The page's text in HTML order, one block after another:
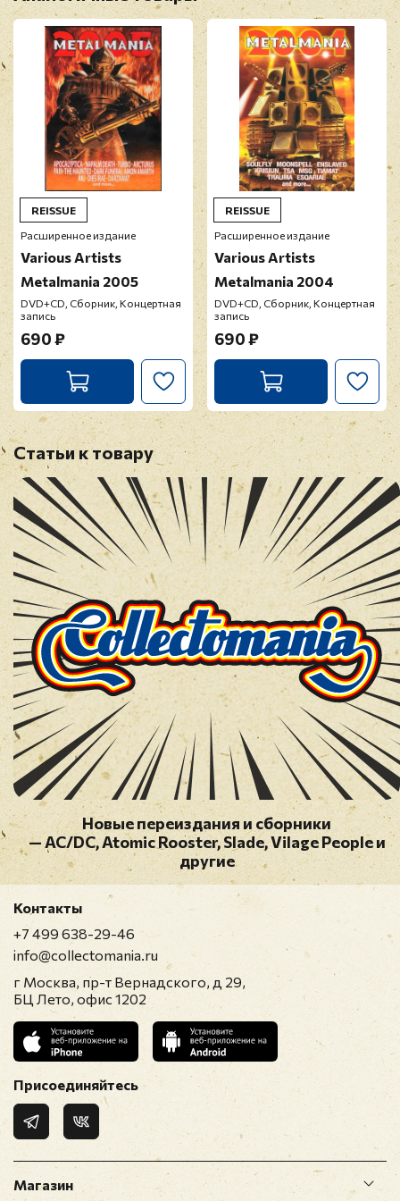
REISSUE
Расширенное издание
Various Artists
Metalmania 2005
DVD+CD, Сборник, Концертная
запись
690 ₽
REISSUE
Расширенное издание
Various Artists
Metalmania 2004
DVD+CD, Сборник, Концертная
запись
690 ₽
Статьи к товару
Новые переиздания и сборники
— AC/DC, Atomic Rooster, Slade, Vilage People и
другие
Магазин
Контакты
+7 499 638-29-46
info@collectomania.ru
г Москва, пр-т Вернадского, д 29,
БЦ Лето, офис 1202
Присоединяйтесь